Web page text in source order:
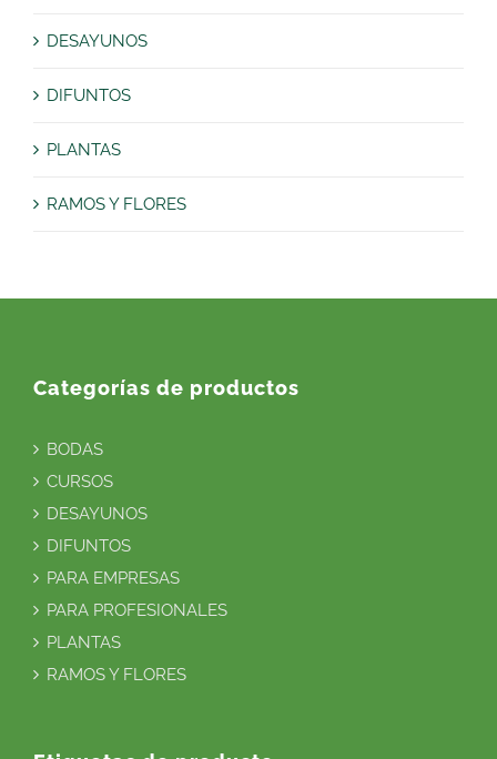
DESAYUNOS
DIFUNTOS
PLANTAS
RAMOS Y FLORES
Categorías de productos
BODAS
CURSOS
DESAYUNOS
DIFUNTOS
PARA EMPRESAS
PARA PROFESIONALES
PLANTAS
RAMOS Y FLORES